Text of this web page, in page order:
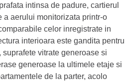
intinsa de padure, cartierul
a aerului monitorizata printr-o
celor inregistrate in
interioara este gandita pentru
vitrate generoase si
generoase la ultimele etaje si
de la parter, acolo